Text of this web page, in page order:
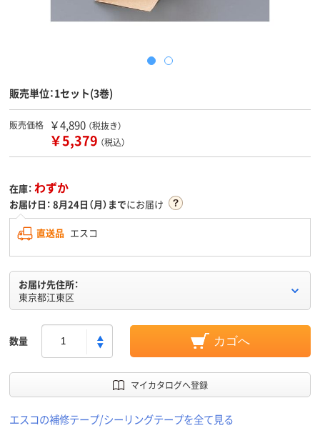
販売単位：1セット(3巻)
販売価格 ￥4,890 （税抜き）
￥5,379 （税込）
在庫： わずか
お届け日： 8月24日（月）までにお届け
直送品 エスコ
お届け先住所：
東京都江東区
数量 カゴへ
マイカタログへ登録
エスコの補修テープ/シーリングテープを全て見る